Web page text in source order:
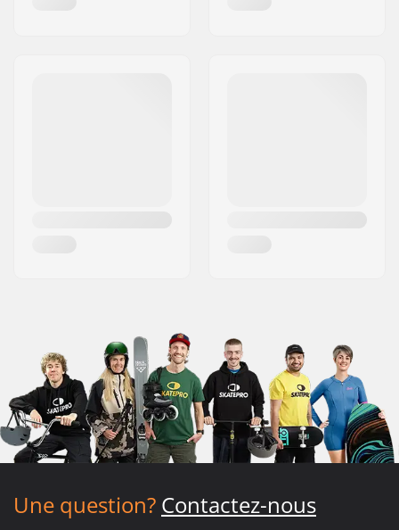
Une question? Contactez-nous